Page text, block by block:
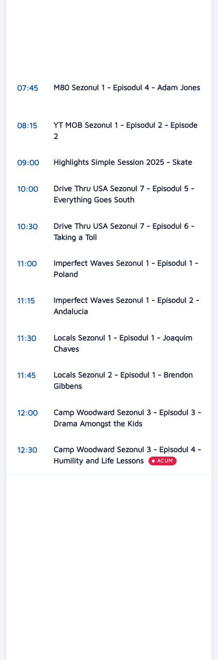
07:45 M80 Sezonul 1 - Episodul 4 - Adam Jones
08:15
YT MOB Sezonul 1 - Episodul 2 - Episode
2
09:00 Highlights Simple Session 2025 - Skate
10:00
Drive Thru USA Sezonul 7 - Episodul 5 -
Everything Goes South
10:30
Drive Thru USA Sezonul 7 - Episodul 6 -
Taking a Toll
11:00
Imperfect Waves Sezonul 1 - Episodul 1 -
Poland
11:15
Imperfect Waves Sezonul 1 - Episodul 2 -
Andalucia
11:30
Locals Sezonul 1 - Episodul 1 - Joaquim
Chaves
11:45
Locals Sezonul 2 - Episodul 1 - Brendon
Gibbens
12:00
Camp Woodward Sezonul 3 - Episodul 3 -
Drama Amongst the Kids
12:30
Camp Woodward Sezonul 3 - Episodul 4 -
Humility and Life Lessons
ACUM